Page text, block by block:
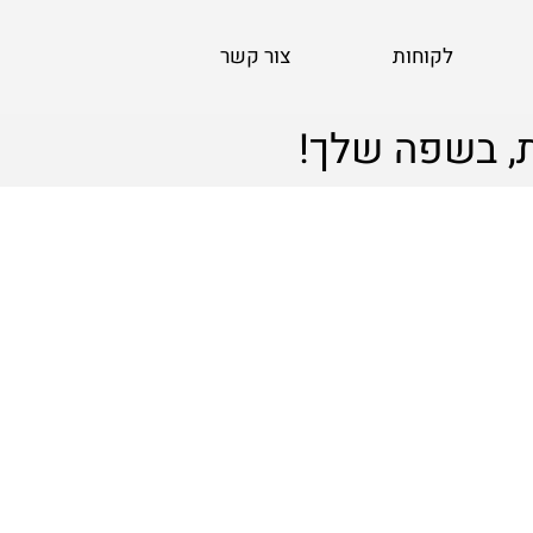
לקוחות צור קשר
בשפה שלך!